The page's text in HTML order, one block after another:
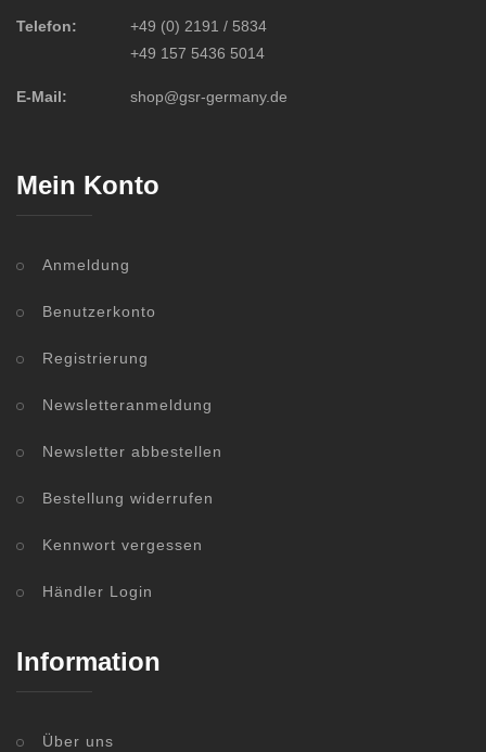
Telefon:
+49 (0) 2191 / 5834
+49 157 5436 5014
E-Mail: shop@gsr-germany.de
Mein Konto
Anmeldung
Benutzerkonto
Registrierung
Newsletteranmeldung
Newsletter abbestellen
Bestellung widerrufen
Kennwort vergessen
Händler Login
Information
Über uns